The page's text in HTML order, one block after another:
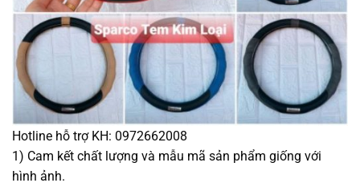
Hotline hỗ trợ KH: 0972662008
1) Cam kết chất lượng và mẫu mã sản phẩm giống với
hình ảnh.